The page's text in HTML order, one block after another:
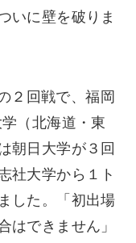
いに壁を破りま
２回戦で、福岡
（北海道・東
朝日大学が３回
社大学から１ト
した。「初出場
はできません」